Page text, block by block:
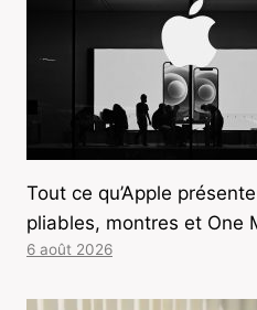
Tout ce qu’Apple
pliables, montres et One
6 août 2026